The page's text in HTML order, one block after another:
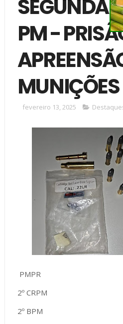
SEGUNDA
PM -
MUNIÇÕES
fevereiro 13, 2025
PMPR
2º CRPM
2º BPM